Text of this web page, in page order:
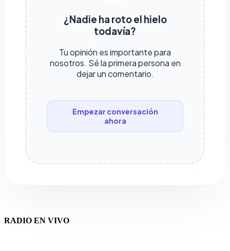
¿Nadie ha roto el hielo
todavía?
Tu opinión es importante para
nosotros. Sé la primera persona en
dejar un comentario.
Empezar conversación
ahora
RADIO EN VIVO